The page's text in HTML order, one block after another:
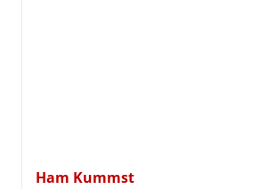
Ham Kummst